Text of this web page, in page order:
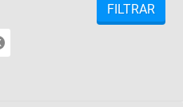
FILTRAR